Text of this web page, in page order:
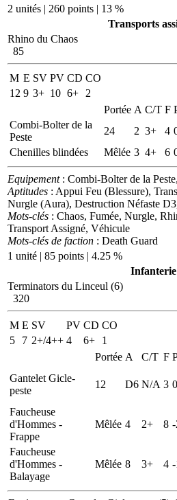
2 unités | 260 points | 13 %
Transports
Rhino du Chaos
85
M E SV PV CD CO
12 9 3+ 10 6+
2
Portée A C/T F
Combi-Bolter de la
Peste
24 2 3+ 4
Chenilles blindées
Mêlée 3 4+ 6
Equipement: Combi-Bolter de la
Aptitudes : Appui Feu (Blessure),
Nurgle (Aura), Destruction Néfaste
Mots-clés : Chaos, Fumée, Nurgle,
Transport Assigné, Véhicule
Mots-clés de faction : Death Guard
1 unité | 85 points | 4.25 %
Infanterie
Terminators du Linceul (6)
320
M E SV PV CD CO
5
7 2+/4++ 4 6+
1
Portée A C/T F
Gantelet Gicle-
peste
12 D6 N/A 3 0
Faucheuse
d'Hommes -
Frappe
Mêlée 4 2+ 8
Faucheuse
d'Hommes -
Balayage
Mêlée 8 3+ 4 -